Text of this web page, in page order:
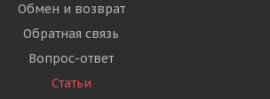
Обмен и возврат
Обратная связь
Вопрос-ответ
Статьи